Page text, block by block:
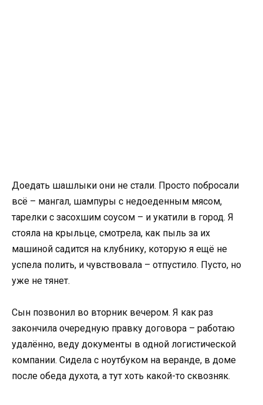
Доедать шашлыки они не стали. Просто побросали
всё – мангал, шампуры с недоеденным мясом,
тарелки с засохшим соусом – и укатили в город. Я
стояла на крыльце, смотрела, как пыль за их
машиной садится на клубнику, которую я ещё не
успела полить, и чувствовала – отпустило. Пусто, но
уже не тянет.
Сын позвонил во вторник вечером. Я как раз
закончила очередную правку договора – работаю
удалённо, веду документы в одной логистической
компании. Сидела с ноутбуком на веранде, в доме
после обеда духота, а тут хоть какой-то сквозняк.